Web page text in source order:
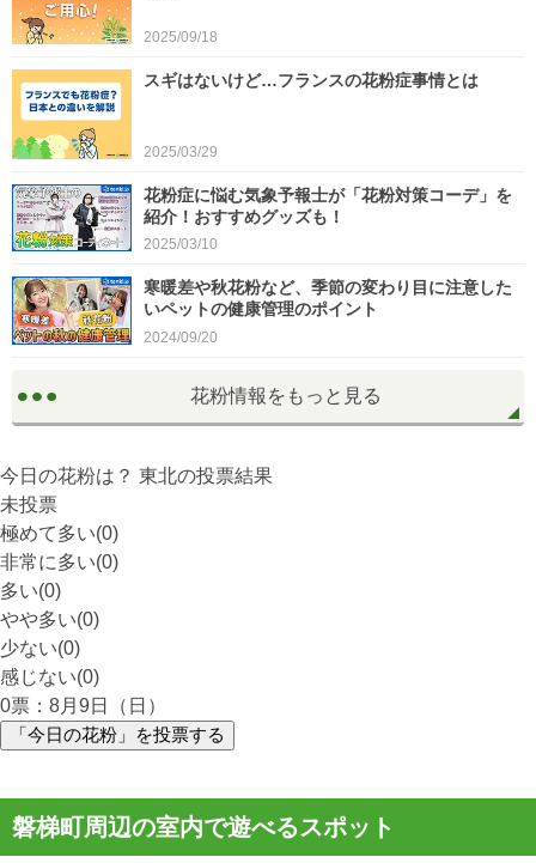
2026/04/21
スギ、ヒノキ花粉シーズン終了へ 東京の飛散量
2025/09/18
スギはないけど…フランスの花粉症事情とは
2025/03/29
花粉症に悩む気象予報士が「花粉対策コーデ」を
紹介！おすすめグッズも！
2025/03/10
寒暖差や秋花粉など、季節の変わり目に注意した
いペットの健康管理のポイント
2024/09/20
花粉情報をもっと見る
今日の花粉は？ 東北の投票結果
未投票
極めて多い(0)
非常に多い(0)
多い(0)
やや多い(0)
少ない(0)
感じない(0)
0票：8月9日（日）
「今日の花粉」を投票する
磐梯町周辺の室内で遊べるスポット